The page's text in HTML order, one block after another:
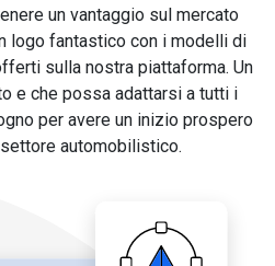
un vantaggio sul mercato
logo fantastico con i modelli di
sulla nostra piattaforma. Un
e che possa adattarsi a tutti i
per avere un inizio prospero
automobilistico.